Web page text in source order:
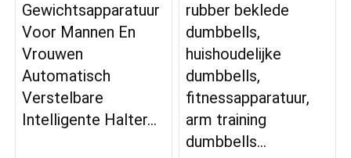
Gewichtsapparatuur
Voor Mannen En
Vrouwen
Automatisch
Verstelbare
Intelligente Halter…
rubber beklede
dumbbells,
huishoudelijke
dumbbells,
fitnessapparatuur,
arm training
dumbbells…